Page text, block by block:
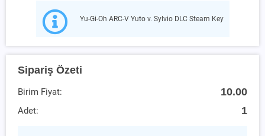
Yu-Gi-Oh ARC-V Yuto v. Sylvio DLC Steam Key
Sipariş Özeti
Birim Fiyat: 10.00
Adet: 1